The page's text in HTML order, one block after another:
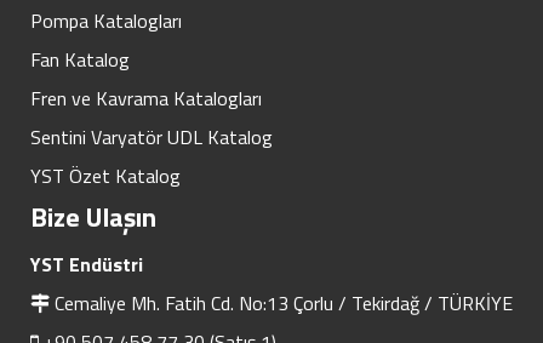
Pompa Katalogları
Fan Katalog
Fren ve Kavrama Katalogları
Sentini Varyatör UDL Katalog
YST Özet Katalog
Bize Ulaşın
YST Endüstri
Cemaliye Mh. Fatih Cd. No:13 Çorlu / Tekirdağ / TÜRKİYE